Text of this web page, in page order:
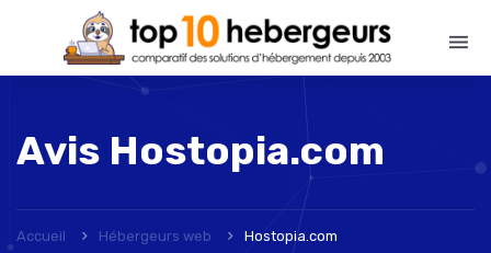
Avis Hostopia.com
Accueil Hébergeurs web Hostopia.com